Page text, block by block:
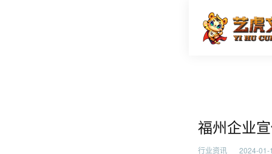
福州企
福州企业
行业资讯 2024-01-